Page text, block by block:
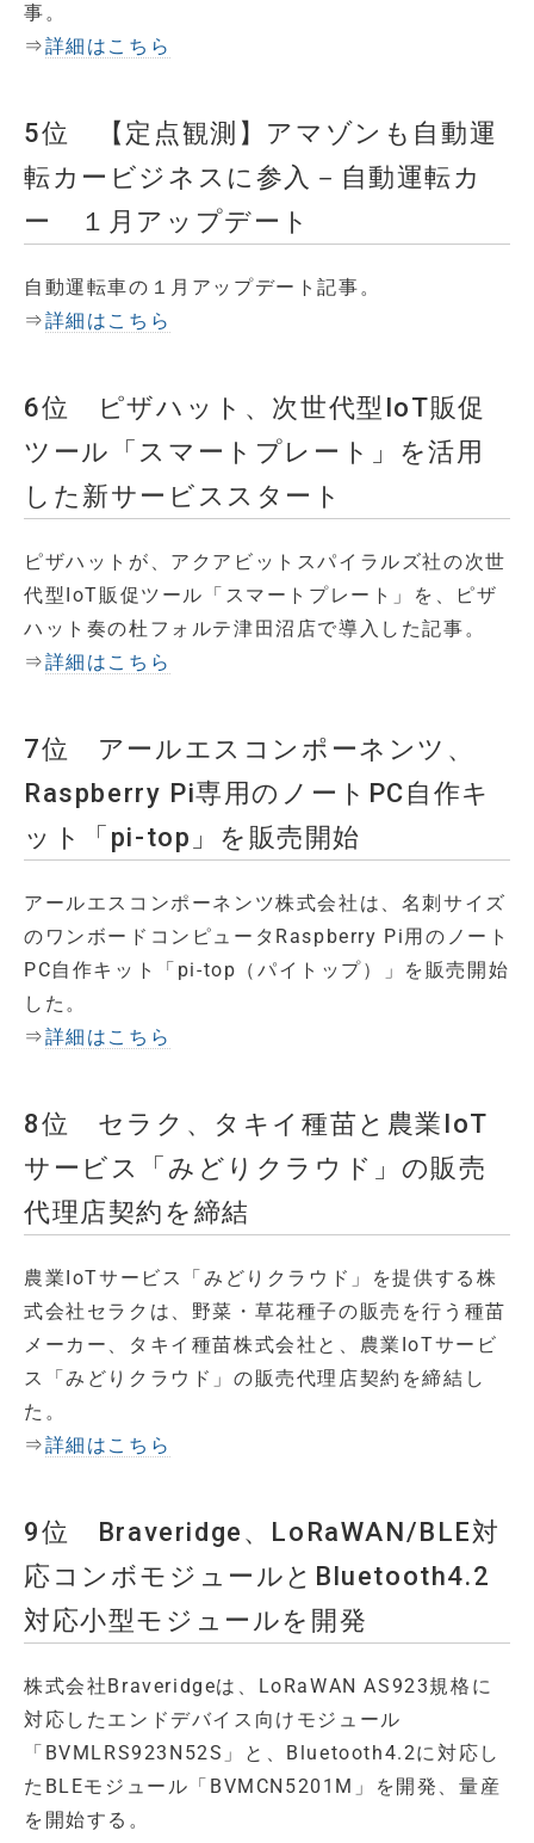
事。
⇒詳細はこちら
5位 【定点観測】アマゾンも自動運
転カービジネスに参入－自動運転カ
ー １月アップデート
自動運転車の１月アップデート記事。
⇒詳細はこちら
6位 ピザハット、次世代型IoT販促
ツール「スマートプレート」を活用
した新サービススタート
ピザハットが、アクアビットスパイラルズ社の次世
代型IoT販促ツール「スマートプレート」を、ピザ
ハット奏の杜フォルテ津田沼店で導入した記事。
⇒詳細はこちら
7位 アールエスコンポーネンツ、
Raspberry Pi専用のノートPC自作キ
ット「pi-top」を販売開始
アールエスコンポーネンツ株式会社は、名刺サイズ
のワンボードコンピュータRaspberry Pi用のノート
PC自作キット「pi-top（パイトップ）」を販売開始
した。
⇒詳細はこちら
8位 セラク、タキイ種苗と農業IoT
サービス「みどりクラウド」の販売
代理店契約を締結
農業IoTサービス「みどりクラウド」を提供する株
式会社セラクは、野菜・草花種子の販売を行う種苗
メーカー、タキイ種苗株式会社と、農業IoTサービ
ス「みどりクラウド」の販売代理店契約を締結し
た。
⇒詳細はこちら
9位 Braveridge、LoRaWAN/BLE対
応コンボモジュールとBluetooth4.2
対応小型モジュールを開発
株式会社Braveridgeは、LoRaWAN AS923規格に
対応したエンドデバイス向けモジュール
「BVMLRS923N52S」と、Bluetooth4.2に対応し
たBLEモジュール「BVMCN5201M」を開発、量産
を開始する。